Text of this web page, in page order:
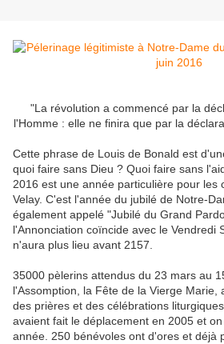
"La révolution a commencé par la
l'Homme : elle ne finira que par la
Cette phrase de Louis de Bonald est
quoi faire sans Dieu ? Quoi faire sans
2016 est une année particulière pour les
Velay. C'est l'année du jubilé de Notre-
également appelé "Jubilé du Grand
l'Annonciation coïncide avec le Vendredi
n'aura plus lieu avant 2157.
35000 pèlerins attendus du 23 mars au
l'Assomption, la Fête de la Vierge Marie,
des prières et des célébrations
avaient fait le déplacement en 2005 et
année. 250 bénévoles ont d'ores et déjà